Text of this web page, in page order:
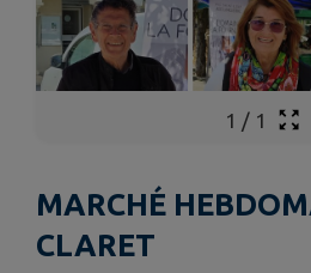
1 / 1
MARCHÉ
CLARET